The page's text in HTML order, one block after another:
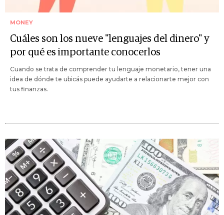
MONEY
Cuáles son los nueve "lenguajes del dinero" y
por qué es importante conocerlos
Cuando se trata de comprender tu lenguaje monetario, tener una
idea de dónde te ubicás puede ayudarte a relacionarte mejor con
tus finanzas.